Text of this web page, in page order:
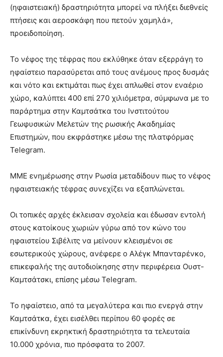
(ηφαιστειακή) δραστηριότητα μπορεί να πλήξει διεθνείς
πτήσεις και αεροσκάφη που πετούν χαμηλά»,
προειδοποίηση.
Το νέφος της τέφρας που εκλύθηκε όταν εξερράγη το
ηφαίστειο παρασύρεται από τους ανέμους προς δυσμάς
και νότο και εκτιμάται πως έχει απλωθεί στον εναέριο
χώρο, καλύπτει 400 επί 270 χιλιόμετρα, σύμφωνα με το
παράρτημα στην Καμτσάτκα του Ινστιτούτου
Γεωφυσικών Μελετών της ρωσικής Ακαδημίας
Επιστημών, που εκφράστηκε μέσω της πλατφόρμας
Telegram.
ΜΜΕ ενημέρωσης στην Ρωσία μεταδίδουν πως το νέφος
ηφαιστειακής τέφρας συνεχίζει να εξαπλώνεται.
Οι τοπικές αρχές έκλεισαν σχολεία και έδωσαν εντολή
στους κατοίκους χωριών γύρω από τον κώνο του
ηφαιστείου Σιβέλιτς να μείνουν κλεισμένοι σε
εσωτερικούς χώρους, ανέφερε ο Αλέγκ Μπανταρένκο,
επικεφαλής της αυτοδιοίκησης στην περιφέρεια Ουστ-
Καμτσάτσκι, επίσης μέσω Telegram.
Το ηφαίστειο, από τα μεγαλύτερα και πιο ενεργά στην
Καμτσάτκα, έχει εισέλθει περίπου 60 φορές σε
επικίνδυνη εκρηκτική δραστηριότητα τα τελευταία
10.000 χρόνια, πιο πρόσφατα το 2007.